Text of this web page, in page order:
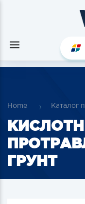
Home Каталог
ГРУНТ